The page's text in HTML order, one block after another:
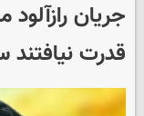
جریان
قدرت نیافتند